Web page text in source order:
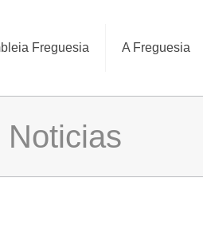
Freguesia A Freguesia
Noticias